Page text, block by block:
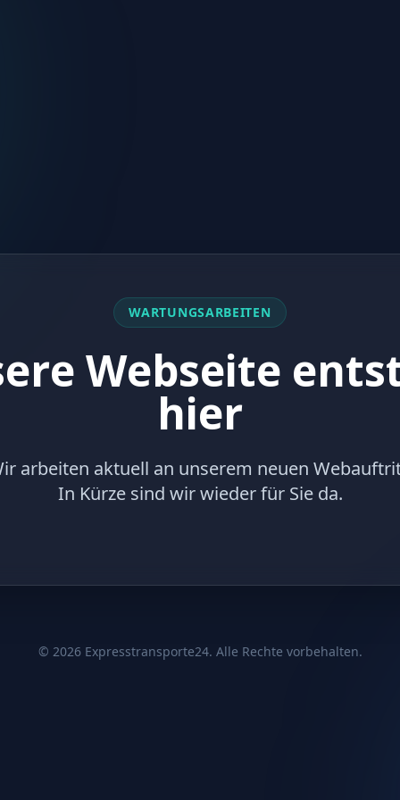
WARTUNGSARBEITEN
Webseite
hier
arbeiten aktuell an unserem neuen
In Kürze sind wir wieder für Sie da.
© 2026Expresstransporte24. Alle Rechte vorbehalten.